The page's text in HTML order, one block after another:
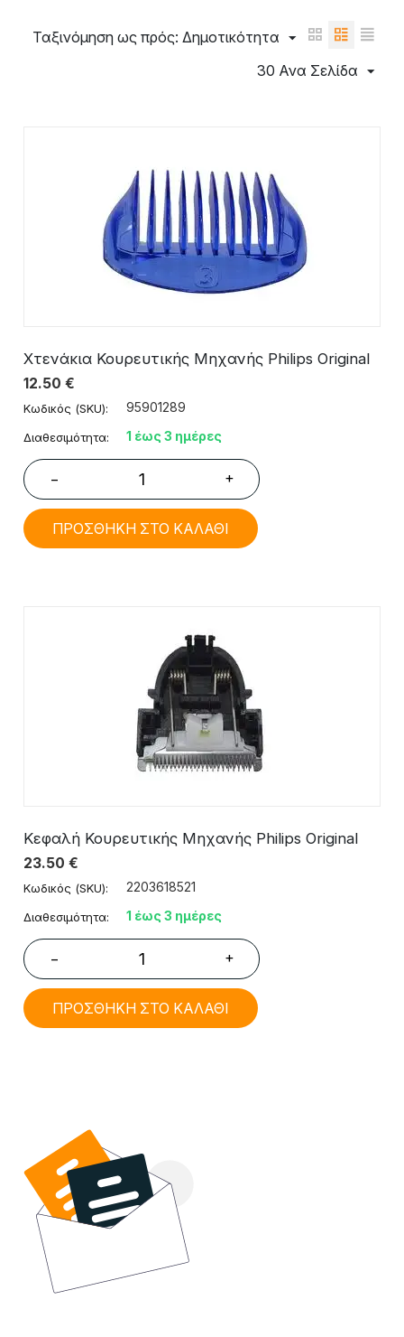
Ταξινόμηση ως πρός: Δημοτικότητα
30 Ανα Σελίδα
Χτενάκια Κουρευτικής Μηχανής Philips Original
12.50 €
Κωδικός (SKU): 95901289
Διαθεσιμότητα: 1 έως 3 ημέρες
− +
ΠΡΟΣΘΗΚΗ ΣΤΟ ΚΑΛΑΘΙ
Κεφαλή Κουρευτικής Μηχανής Philips Original
23.50 €
Κωδικός (SKU): 2203618521
Διαθεσιμότητα: 1 έως 3 ημέρες
− +
ΠΡΟΣΘΗΚΗ ΣΤΟ ΚΑΛΑΘΙ